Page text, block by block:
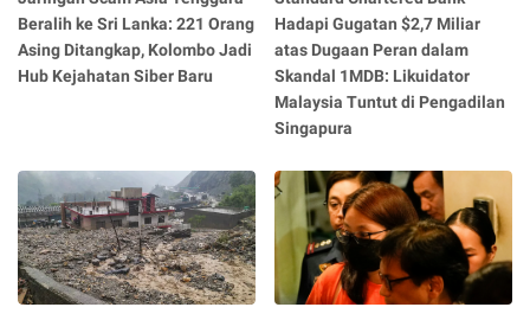
Beralih ke Sri Lanka: 221 Orang
Asing Ditangkap, Kolombo Jadi
Hub Kejahatan Siber Baru
Hadapi Gugatan $2,7 Miliar
atas Dugaan Peran dalam
Skandal 1MDB: Likuidator
Malaysia Tuntut di Pengadilan
Singapura